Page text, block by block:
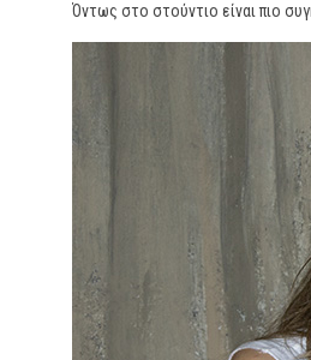
Όντως στο στούντιο είναι πιο